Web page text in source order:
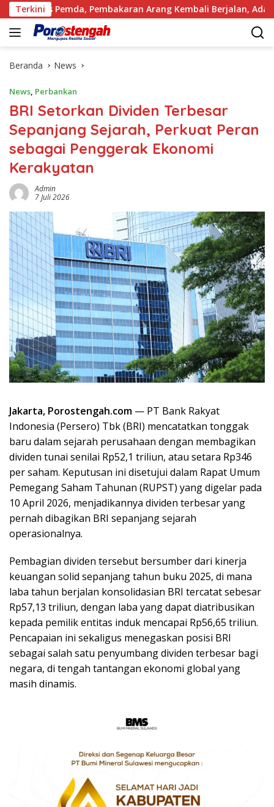
Langsung
ke
konten
TerkiniPembakaran Arang Kembali Berjalan, Ada Apa dengan
Beranda News
News, Perbankan
BRI Setorkan Dividen Terbesar
Sepanjang Sejarah, Perkuat Peran
sebagai Penggerak Ekonomi
Kerakyatan
Admin
7 Juli 2026
Jakarta, Porostengah.com — PT Bank Rakyat
Indonesia (Persero) Tbk (BRI) mencatatkan tonggak
baru dalam sejarah perusahaan dengan membagikan
dividen tunai senilai Rp52,1 triliun, atau setara Rp346
per saham. Keputusan ini disetujui dalam Rapat Umum
Pemegang Saham Tahunan (RUPST) yang digelar pada
10 April 2026, menjadikannya dividen terbesar yang
pernah dibagikan BRI sepanjang sejarah
operasionalnya.
Pembagian dividen tersebut bersumber dari kinerja
keuangan solid sepanjang tahun buku 2025, di mana
laba tahun berjalan konsolidasian BRI tercatat sebesar
Rp57,13 triliun, dengan laba yang dapat diatribusikan
kepada pemilik entitas induk mencapai Rp56,65 triliun.
Pencapaian ini sekaligus menegaskan posisi BRI
sebagai salah satu penyumbang dividen terbesar bagi
negara, di tengah tantangan ekonomi global yang
masih dinamis.